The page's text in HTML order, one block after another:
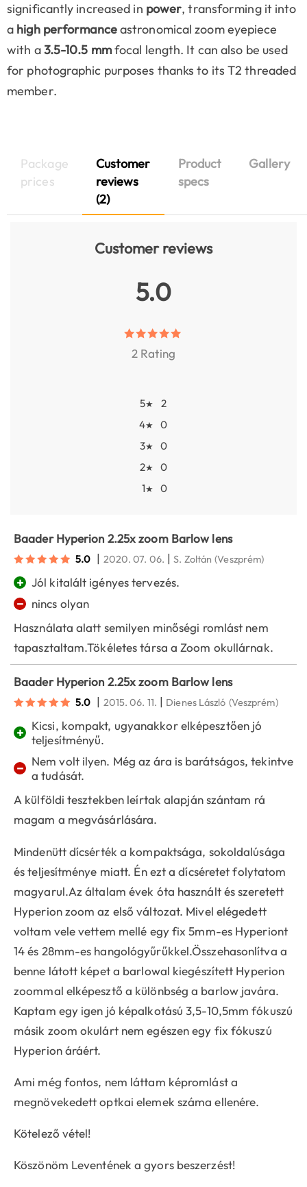
significantly increased in power, transforming it into
a high performanceastronomical zoom eyepiece
with a3.5-10.5 mmfocal length. It can also be used
for photographic purposes thanks to its T2 threaded
member.
Package
prices
Customer
reviews
(2)
Product
specs
Gallery
Customer reviews
5.0
2 Rating
5★
2
4★
0
3★
0
2★
0
1★ 0
Baader Hyperion 2.25x zoom Barlow lens
5.0 | 2020. 07. 06. |S. Zoltán (Veszprém)
+ Jól kitalált igényes tervezés.
−
nincs olyan
Használata alatt semilyen minőségi romlást nem
tapasztaltam.Tökéletes társa a Zoom okullárnak.
Baader Hyperion 2.25x zoom Barlow lens
5.0 | 2015. 06. 11. | Dienes László (Veszprém)
+
Kicsi, kompakt, ugyanakkor elképesztően jó
teljesítményű.
−
Nem volt ilyen. Még az ára is barátságos, tekintve
a tudását.
A külföldi tesztekben leírtak alapján szántam rá
magam a megvásárlására.
Mindenütt dícsérték a kompaktsága, sokoldalúsága
és teljesítménye miatt. Én ezt a dícséretet folytatom
magyarul.Az általam évek óta használt és szeretett
Hyperion zoom az első változat. Mivel elégedett
voltam vele vettem mellé egy fix 5mm-es Hyperiont
14 és 28mm-es hangológyűrűkkel.Összehasonlítva a
benne látott képet a barlowal kiegészített Hyperion
zoommal elképesztő a különbség a barlow javára.
Kaptam egy igen jó képalkotású 3,5-10,5mm fókuszú
másik zoom okulárt nem egészen egy fix fókuszú
Hyperion áráért.
Ami még fontos, nem láttam képromlást a
megnövekedett optkai elemek száma ellenére.
Kötelező vétel!
Köszönöm Leventének a gyors beszerzést!